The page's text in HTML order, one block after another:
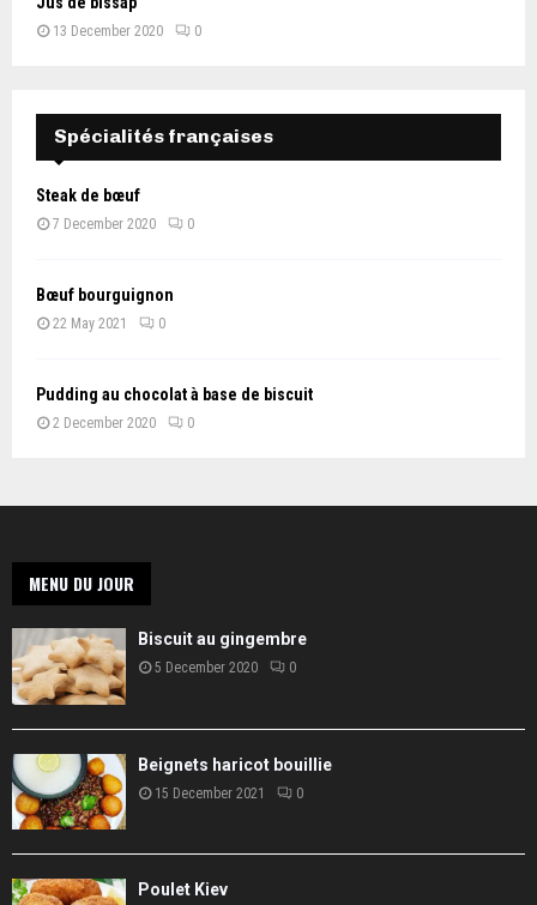
13 December 2020 0
Spécialités françaises
Steak de bœuf
7 December 2020 0
Bœuf bourguignon
22 May 2021 0
Pudding au chocolat à base de biscuit
2 December 2020 0
MENU DU JOUR
Biscuit au gingembre
5 December 2020 0
Beignets haricot bouillie
15 December 2021 0
Poulet Kiev